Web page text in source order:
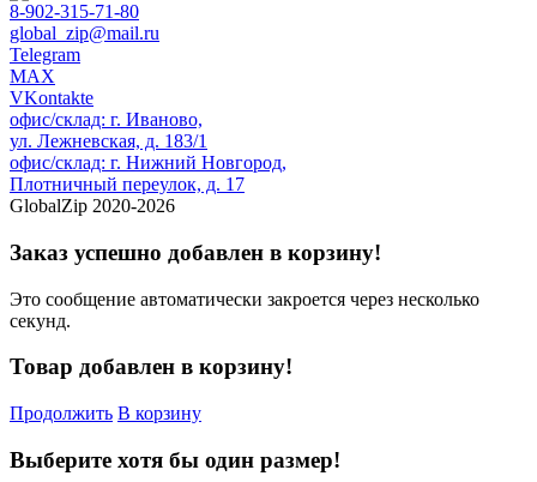
8-902-315-71-80
global_zip@mail.ru
Telegram
MAX
VKontakte
офис/склад: г. Иваново,
ул. Лежневская, д. 183/1
офис/склад: г. Нижний Новгород,
Плотничный переулок, д. 17
GlobalZip 2020-2026
Заказ успешно добавлен в корзину!
Это сообщение автоматически закроется через несколько
секунд.
Товар добавлен в корзину!
Продолжить В корзину
Выберите хотя бы один размер!